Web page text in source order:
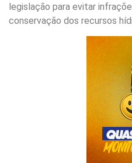
legislação para evitar
conservação dos recursos